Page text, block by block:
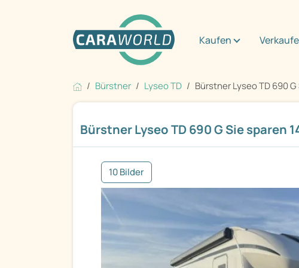
Kaufen
Bürstner Lyseo TD Bürstner Lyseo TD 690
Bürstner Lyseo TD 690 G Sie sparen
10 Bilder